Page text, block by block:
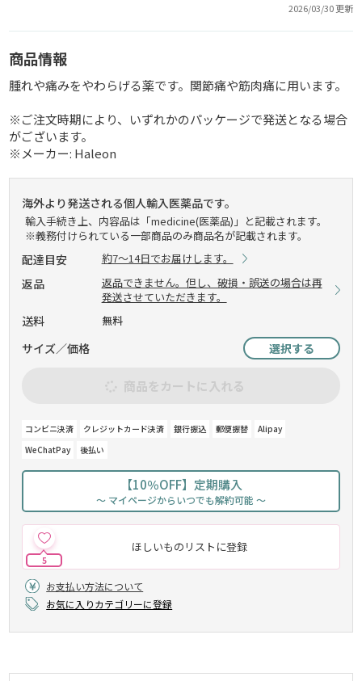
2026/03/30 更新
商品情報
腫れや痛みをやわらげる薬です。関節痛や筋肉痛に用います。
※ご注文時期により、いずれかのパッケージで発送となる場合
がございます。
※メーカー: Haleon
海外より発送される個人輸入医薬品です。
輸入手続き上、内容品は「medicine(医薬品)」と記載されます。
※義務付けられている一部商品のみ商品名が記載されます。
配達目安 約7～14日でお届けします。
返品
返品できません。但し、破損・誤送の場合は再
発送させていただきます。
送料 無料
サイズ／価格 選択する
商品をカートに入れる
コンビニ決済 クレジットカード決済 銀行振込 郵便振替
Alipay
WeChatPay
後払い
【10％OFF】定期購入
～ マイページからいつでも解約可能 ～
ほしいものリストに登録
5
お支払い方法について
お気に入りカテゴリーに登録